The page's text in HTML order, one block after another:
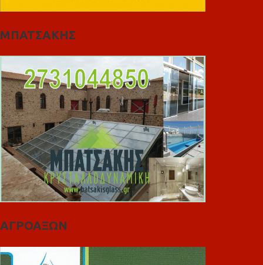
ΜΠΑΤΣΑΚΗΣ
ΑΓΡΟΑΞΩΝ